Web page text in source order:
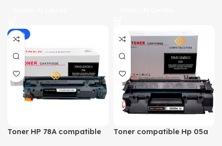
-32%
Toner HP 78A compatible
Toner compatible Hp 05a